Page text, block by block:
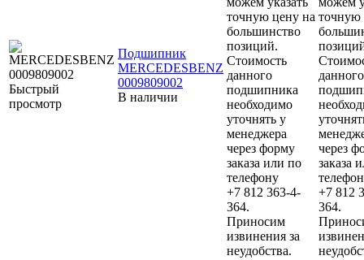
Быстрый
просмотр
Подшипник
MERCEDESBENZ
0009809002
В наличии
точную цену на
большинство
позиций.
Стоимость
данного
подшипника
необходимо
уточнять у
менеджера
через форму
заказа или по
телефону
+7 812 363-4-
364.
Приносим
извинения за
неудобства.
точную
данного
через
заказа
+7 812
364.